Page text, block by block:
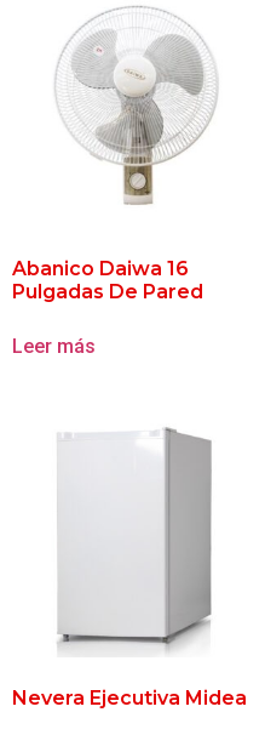
Abanico Daiwa 16
Pulgadas De Pared
Leer más
Nevera Ejecutiva Midea